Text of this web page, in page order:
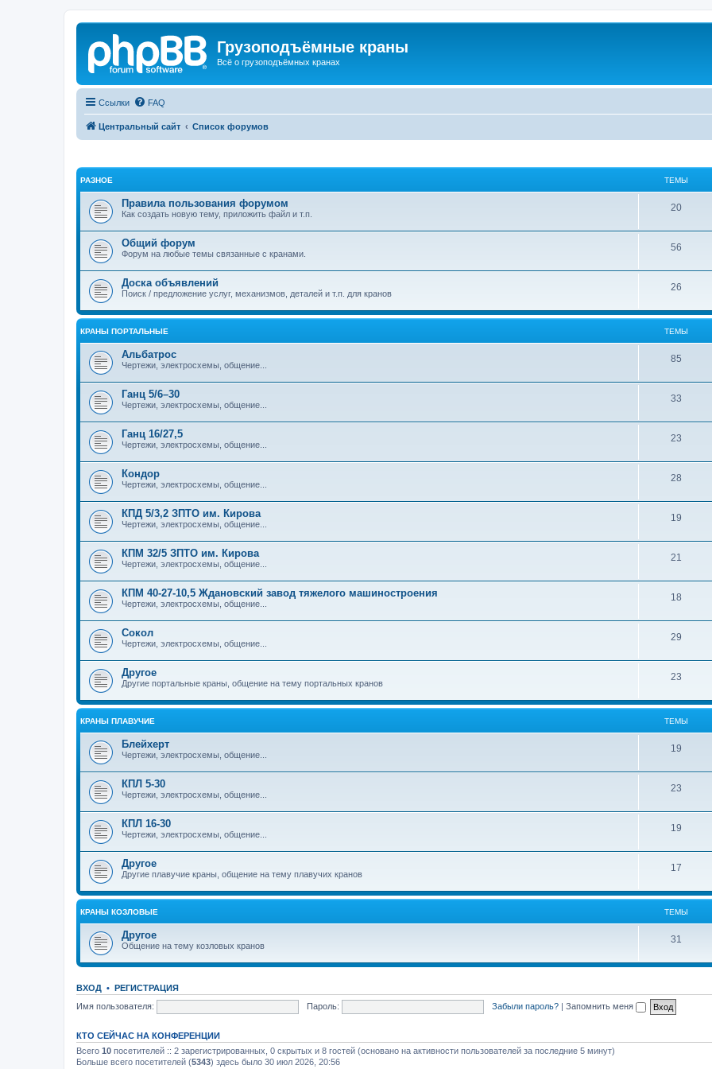
Грузоподъёмные краны
Всё о грузоподъёмных кранах
Ссылки FAQ
Центральный сайт Список форумов
РАЗНОЕ ТЕМЫ
Правила пользования форумом
Как создать новую тему, приложить файл и т.п.
20
Общий форум
Форум на любые темы связанные с кранами.
56
Доска объявлений
Поиск / предложение услуг, механизмов, деталей и т.п. для кранов
26
КРАНЫ ПОРТАЛЬНЫЕ ТЕМЫ
Альбатрос
Чертежи, электросхемы, общение...
85
Ганц 5/6–30
Чертежи, электросхемы, общение...
33
Ганц 16/27,5
Чертежи, электросхемы, общение...
23
Кондор
Чертежи, электросхемы, общение...
28
КПД 5/3,2 ЗПТО им. Кирова
Чертежи, электросхемы, общение...
19
КПМ 32/5 ЗПТО им. Кирова
Чертежи, электросхемы, общение...
21
КПМ 40-27-10,5 Ждановский завод тяжелого машиностроения
Чертежи, электросхемы, общение...
18
Сокол
Чертежи, электросхемы, общение...
29
Другое
Другие портальные краны, общение на тему портальных кранов
23
КРАНЫ ПЛАВУЧИЕ ТЕМЫ
Блейхерт
Чертежи, электросхемы, общение...
19
КПЛ 5-30
Чертежи, электросхемы, общение...
23
КПЛ 16-30
Чертежи, электросхемы, общение...
19
Другое
Другие плавучие краны, общение на тему плавучих кранов
17
КРАНЫ КОЗЛОВЫЕ ТЕМЫ
Другое
Общение на тему козловых кранов
31
ВХОД • РЕГИСТРАЦИЯ
Имя пользователя:
Пароль: Забыли пароль? | Запомнить меня
КТО СЕЙЧАС НА КОНФЕРЕНЦИИ
Всего 10 посетителей :: 2 зарегистрированных, 0 скрытых и 8 гостей (основано на активности пользователей за последние 5 минут)
Больше всего посетителей (5343) здесь было 30 июл 2026, 20:56